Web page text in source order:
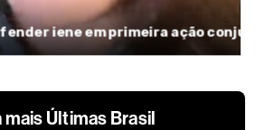
mais Últimas Brasil